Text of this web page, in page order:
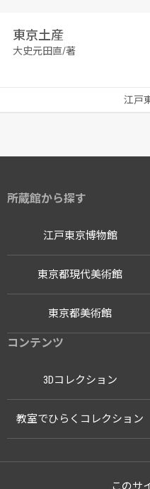
東京土産
大史元田直/著
江戸
所蔵館から探す
江戸東京博物館
東京都現代美術館
東京都美術館
コンテンツ
3Dコレクション
教室でひらくコレクション
このサ